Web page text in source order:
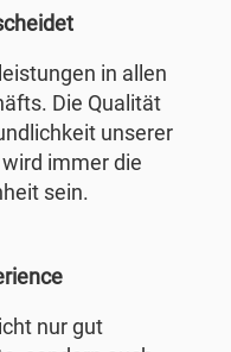
in allen
Die Qualität
unserer
immer die
sein.
nur gut